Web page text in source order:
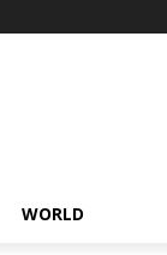
WORLD